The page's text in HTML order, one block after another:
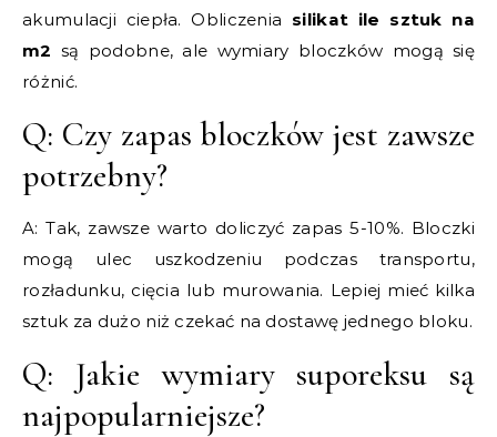
akumulacji ciepła. Obliczenia silikat ile sztuk na
m2 są podobne, ale wymiary bloczków mogą się
różnić.
Q: Czy zapas bloczków jest zawsze
potrzebny?
A: Tak, zawsze warto doliczyć zapas 5-10%. Bloczki
mogą ulec uszkodzeniu podczas transportu,
rozładunku, cięcia lub murowania. Lepiej mieć kilka
sztuk za dużo niż czekać na dostawę jednego bloku.
Q: Jakie wymiary suporeksu są
najpopularniejsze?